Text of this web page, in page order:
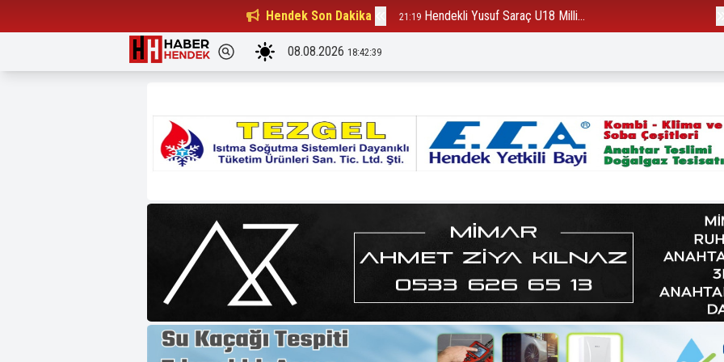
Hendek Son Dakika
Beşiktaşlılar Derneği Başkanı... 21:19 Hendekli Yusuf Saraç U18 Milli...
08.08.2026 18:42:41